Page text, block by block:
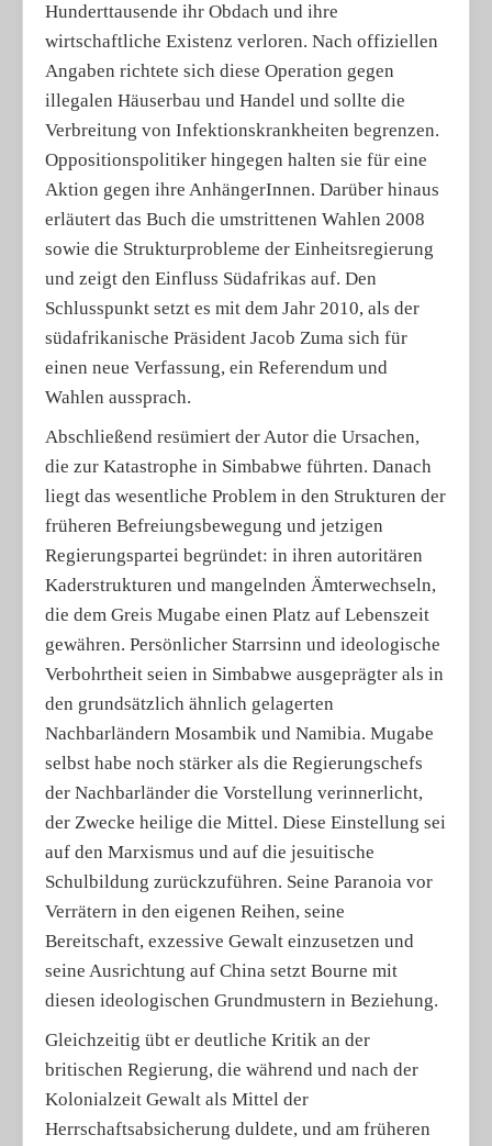
Hunderttausende ihr Obdach und ihre
wirtschaftliche Existenz verloren. Nach offiziellen
Angaben richtete sich diese Operation gegen
illegalen Häuserbau und Handel und sollte die
Verbreitung von Infektionskrankheiten begrenzen.
Oppositionspolitiker hingegen halten sie für eine
Aktion gegen ihre AnhängerInnen. Darüber hinaus
erläutert das Buch die umstrittenen Wahlen 2008
sowie die Strukturprobleme der Einheitsregierung
und zeigt den Einfluss Südafrikas auf. Den
Schlusspunkt setzt es mit dem Jahr 2010, als der
südafrikanische Präsident Jacob Zuma sich für
einen neue Verfassung, ein Referendum und
Wahlen aussprach.
Abschließend resümiert der Autor die Ursachen,
die zur Katastrophe in Simbabwe führten. Danach
liegt das wesentliche Problem in den Strukturen der
früheren Befreiungsbewegung und jetzigen
Regierungspartei begründet: in ihren autoritären
Kaderstrukturen und mangelnden Ämterwechseln,
die dem Greis Mugabe einen Platz auf Lebenszeit
gewähren. Persönlicher Starrsinn und ideologische
Verbohrtheit seien in Simbabwe ausgeprägter als in
den grundsätzlich ähnlich gelagerten
Nachbarländern Mosambik und Namibia. Mugabe
selbst habe noch stärker als die Regierungschefs
der Nachbarländer die Vorstellung verinnerlicht,
der Zwecke heilige die Mittel. Diese Einstellung sei
auf den Marxismus und auf die jesuitische
Schulbildung zurückzuführen. Seine Paranoia vor
Verrätern in den eigenen Reihen, seine
Bereitschaft, exzessive Gewalt einzusetzen und
seine Ausrichtung auf China setzt Bourne mit
diesen ideologischen Grundmustern in Beziehung.
Gleichzeitig übt er deutliche Kritik an der
britischen Regierung, die während und nach der
Kolonialzeit Gewalt als Mittel der
Herrschaftsabsicherung duldete, und am früheren